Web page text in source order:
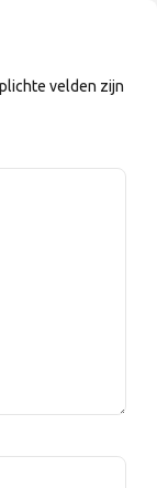
velden zijn